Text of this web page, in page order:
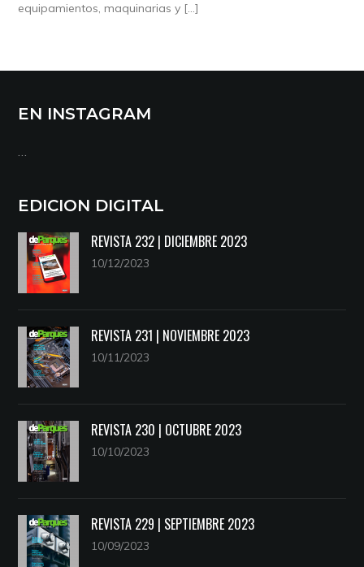
equipamientos, maquinarias y […]
EN INSTAGRAM
EDICION DIGITAL
REVISTA 232 | DICIEMBRE 2023
10/12/2023
REVISTA 231 | NOVIEMBRE 2023
10/11/2023
REVISTA 230 | OCTUBRE 2023
10/10/2023
REVISTA 229 | SEPTIEMBRE 2023
10/09/2023